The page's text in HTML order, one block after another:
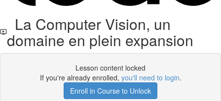
La Computer Vision, un
domaine en plein expansion
Lesson content locked
If you're already enrolled, you'll need to login.
Enroll in Course to Unlock